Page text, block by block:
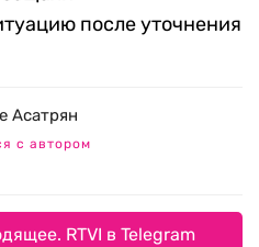
после уточнения
Асатрян
с автором
RTVI в Telegram